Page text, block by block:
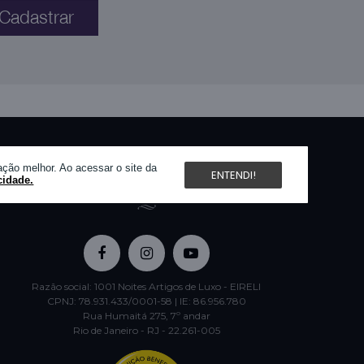
Cadastrar
melhor. Ao acessar o site da
ENTENDI!
REDES SOCIAIS
Razão social: 1001 Noites Artigos de Luxo - EIRELI
CPNJ: 78.931.433/0001-58 | IE: 86.956.780
Rua Humaitá 275, 7º andar
Rio de Janeiro - RJ - 22.261-005